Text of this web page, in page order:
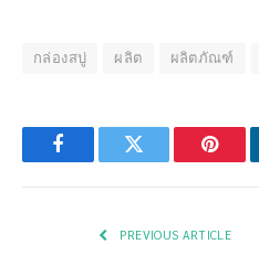
กล่องสบู่ ผลิต ผลิตภัณฑ์
FacebookTwitter
PREVIOUS ARTICLE